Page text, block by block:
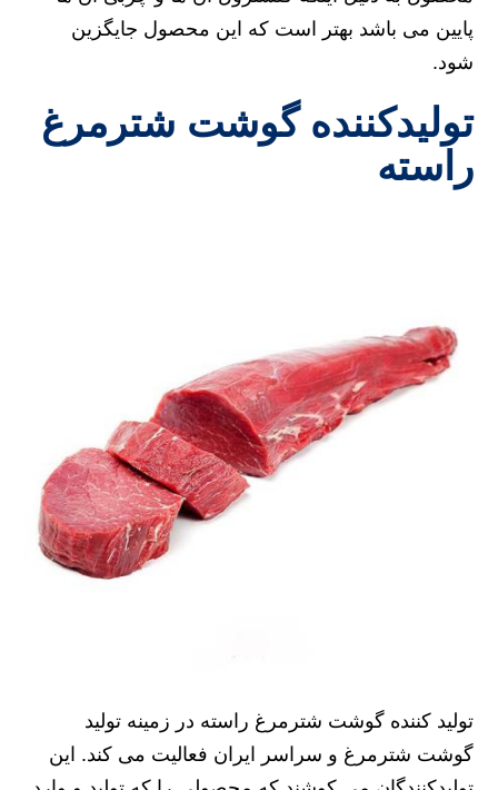
پایین می باشد بهتر است که این محصول جایگزین
شود.
تولیدکننده گوشت شترمرغ
راسته
تولید کننده گوشت شترمرغ راسته در زمینه تولید
گوشت شترمرغ و سراسر ایران فعالیت می‌ کند. این